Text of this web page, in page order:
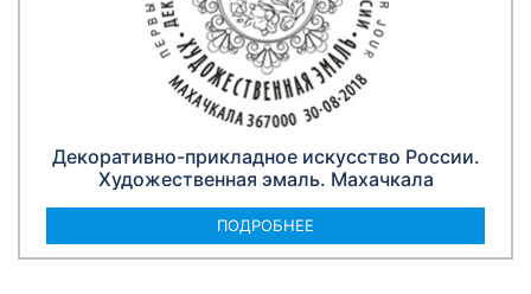
Декоративно-прикладное искусство России.
Художественная эмаль. Махачкала
ПОДРОБНЕЕ